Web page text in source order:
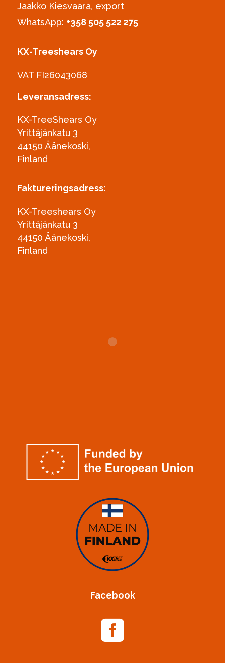
Jaakko Kiesvaara, export
WhatsApp: +358 505 522 275
KX-Treeshears Oy
VAT FI26043068
Leveransadress:
KX-TreeShears Oy
Yrittäjänkatu 3
44150 Äänekoski,
Finland
Faktureringsadress:
KX-Treeshears Oy
Yrittäjänkatu 3
44150 Äänekoski,
Finland
Facebook
